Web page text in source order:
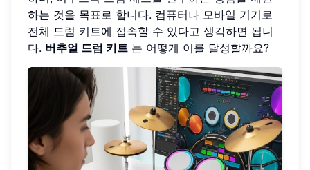
하는 것을 목표로 합니다. 컴퓨터나 모바일 기기로
전체 드럼 키트에 접속할 수 있다고 생각하면 됩니
다. 버추얼 드럼 키트 는 어떻게 이를 달성할까요?